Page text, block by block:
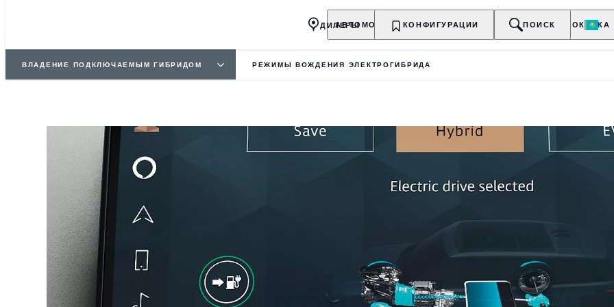
АВТОМОБИЛИ ВЛАДЕЛЬЦАМ О БРЕНДЕ ПОКУПКА
ДИЛЕРЫ КОНФИГУРАЦИИ ПОИСК
ВЛАДЕНИЕ ПОДКЛЮЧАЕМЫМ ГИБРИДОМ РЕЖИМЫ ВОЖДЕНИЯ ЭЛЕКТРОГИБРИДА